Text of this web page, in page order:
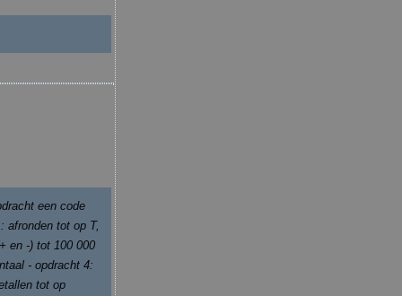
een code
afronden tot op T,
en -) tot 100 000
- opdracht 4:
tot op